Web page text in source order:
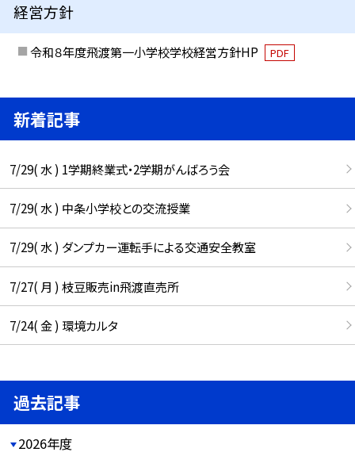
経営方針
令和８年度飛渡第一小学校学校経営方針HP PDF
新着記事
7/29( 水 ) 1学期終業式・2学期がんばろう会
7/29( 水 ) 中条小学校との交流授業
7/29( 水 ) ダンプカー運転手による交通安全教室
7/27( 月 ) 枝豆販売in飛渡直売所
7/24( 金 ) 環境カルタ
過去記事
2026年度